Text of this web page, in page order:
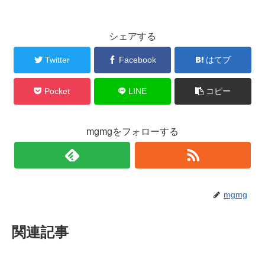
シェアする
Twitter Facebook はてブ
Pocket LINE コピー
mgmgをフォローする
mgmg
関連記事